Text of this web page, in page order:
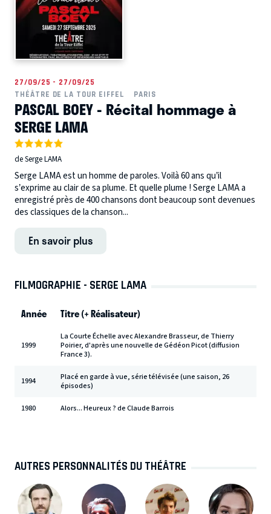
27/09/25 - 27/09/25
THÉÂTRE DE LA TOUR EIFFEL
PARIS
PASCAL BOEY - Récital hommage à
SERGE LAMA
de Serge LAMA
Serge LAMA est un homme de paroles. Voilà 60 ans qu’il
s’exprime au clair de sa plume. Et quelle plume ! Serge LAMA a
enregistré près de 400 chansons dont beaucoup sont devenues
des classiques de la chanson...
En savoir plus
FILMOGRAPHIE - SERGE LAMA
Année Titre (+ Réalisateur)
1999
La Courte Échelle avec Alexandre Brasseur, de Thierry
Poirier, d'après une nouvelle de Gédéon Picot (diffusion
France 3).
1994
Placé en garde à vue, série télévisée (une saison, 26
épisodes)
1980 Alors... Heureux ? de Claude Barrois
AUTRES PERSONNALITÉS DU THÉÂTRE